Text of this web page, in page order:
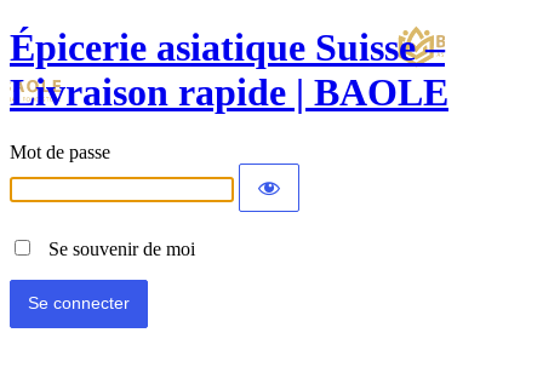
Épicerie asiatique Suisse –
Livraison rapide | BAOLE
Mot de passe
Se souvenir de moi